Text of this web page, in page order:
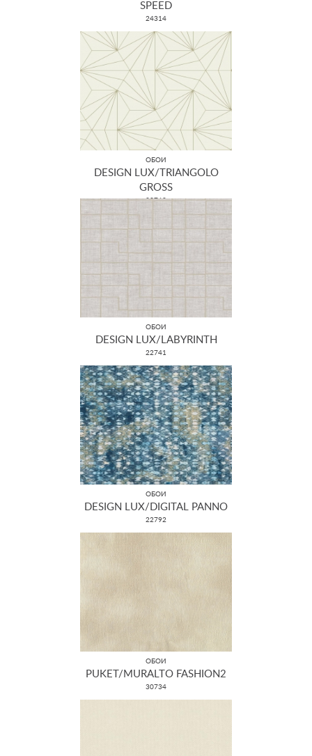
SPEED
24314
ОБОИ
DESIGN LUX/TRIANGOLO
GROSS
22762
ОБОИ
DESIGN LUX/LABYRINTH
22741
ОБОИ
DESIGN LUX/DIGITAL PANNO
22792
ОБОИ
PUKET/MURALTO FASHION2
30734